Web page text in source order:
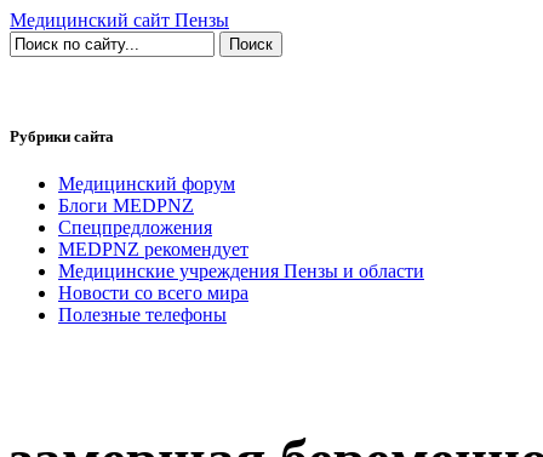
Медицинский сайт Пензы
Рубрики сайта
Медицинский форум
Блоги MEDPNZ
Спецпредложения
MEDPNZ рекомендует
Медицинские учреждения Пензы и области
Новости со всего мира
Полезные телефоны